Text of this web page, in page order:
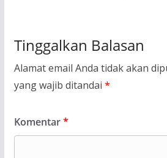
Tinggalkan Balasan
Alamat email Anda tidak akan
yang wajib ditandai *
Komentar*